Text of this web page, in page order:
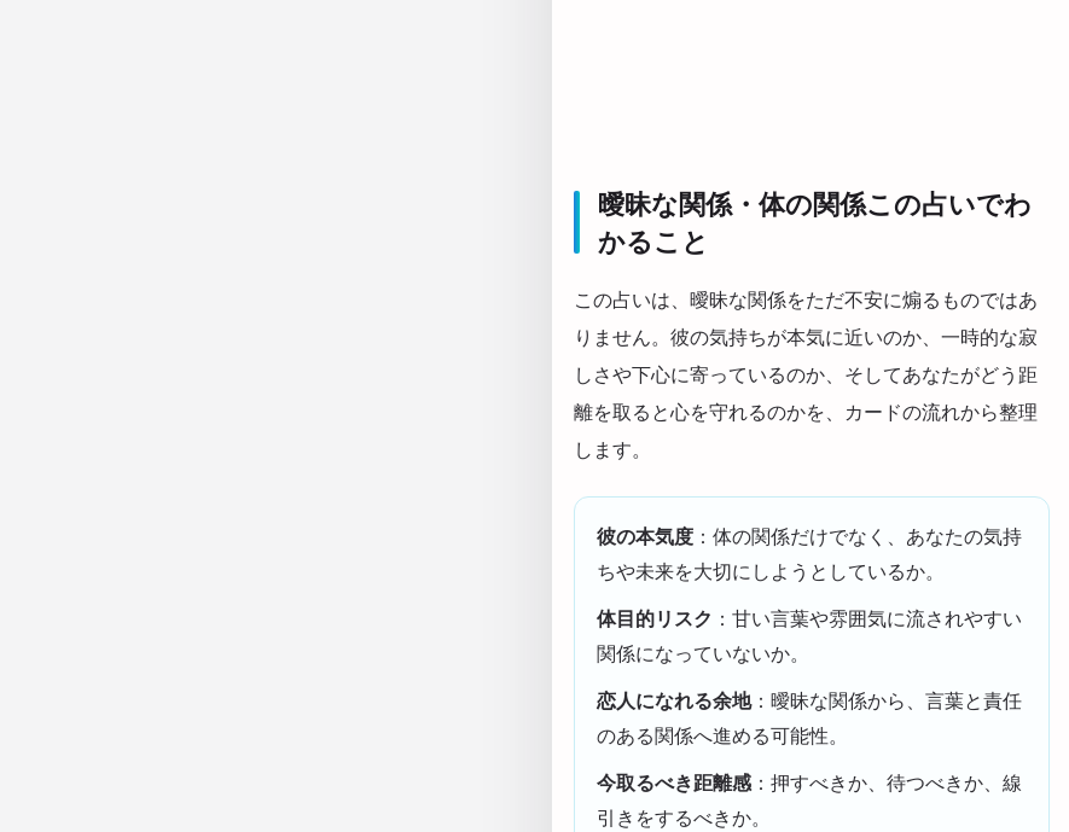
曖昧な関係・体の関係この占いでわ
かること
この占いは、曖昧な関係をただ不安に煽るものではあ
りません。彼の気持ちが本気に近いのか、一時的な寂
しさや下心に寄っているのか、そしてあなたがどう距
離を取ると心を守れるのかを、カードの流れから整理
します。
彼の本気度 ：体の関係だけでなく、あなたの気持
ちや未来を大切にしようとしているか。
体目的リスク ：甘い言葉や雰囲気に流されやすい
関係になっていないか。
恋人になれる余地：曖昧な関係から、言葉と責任
のある関係へ進める可能性。
今取るべき距離感：押すべきか、待つべきか、線
引きをするべきか。